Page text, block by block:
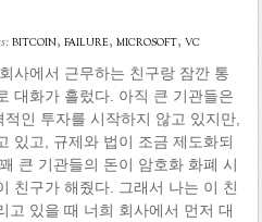
bitcoin, failure, microsoft, vc
사에서 근무하는 친구랑 잠깐 통
대화가 흘렀다. 아직 큰 기관들은
인 투자를 시작하지 않고 있지만,
있고, 규제와 법이 조금 제도화되
큰 기관들의 돈이 암호화 화폐 시
친구가 해줬다. 그래서 나는 이 친
고 있을 때 너희 회사에서 먼저 대